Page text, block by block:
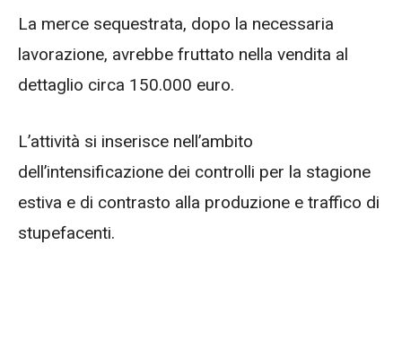
La merce sequestrata, dopo la necessaria
lavorazione, avrebbe fruttato nella vendita al
dettaglio circa 150.000 euro.
L’attività si inserisce nell’ambito
dell’intensificazione dei controlli per la stagione
estiva e di contrasto alla produzione e traffico di
stupefacenti.